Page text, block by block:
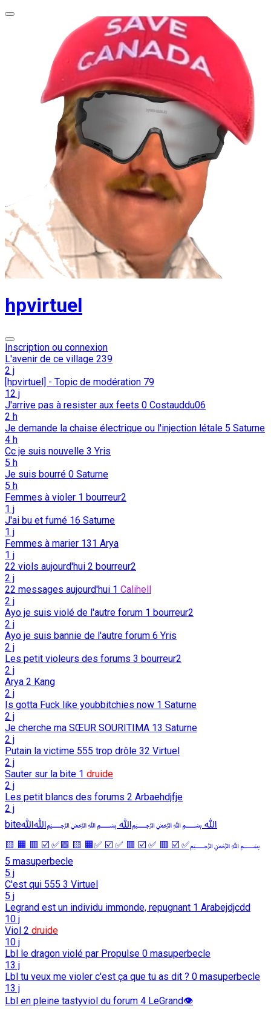
hpvirtuel
Inscription ou connexion
L'avenir de ce village 239
2 j
[hpvirtuel] - Topic de modération 79
12 j
J'arrive pas à resister aux feets 0 Costauddu06
2 h
Je demande la chaise électrique ou l'injection létale 5 Saturne
4 h
Cc je suis nouvelle 3 Yris
5 h
Je suis bourré 0 Saturne
5 h
Femmes à violer 1 bourreur2
1 j
J'ai bu et fumé 16 Saturne
1 j
Femmes à marier 131 Arya
1 j
22 viols aujourd'hui 2 bourreur2
2 j
22 messages aujourd'hui 1 Calihell
2 j
Ayo je suis violé de l'autre forum 1 bourreur2
2 j
Ayo je suis bannie de l'autre forum 6 Yris
2 j
Les petit violeurs des forums 3 bourreur2
2 j
Arya 2 Kang
2 j
Is gotta Fuck like youbbitchies now 1 Saturne
2 j
Je cherche ma SŒUR SOURITIMA 13 Saturne
2 j
Putain la victime 555 trop drôle 32 Virtuel
2 j
Sauter sur la bite 1 druide
2 j
Les petit blancs des forums 2 Arbaehdjfje
2 j
biteﷲ ﷽ﷲ ﷽ﷲﷲ
﷽✅ ☑️ 🟥 ✅ ☑️ 🟥 ✅ ☑️ ✅🟧 🟨 🟩✅ ☑️ 🟥 🟧 🟨
masuperbecle
5 j
C'est qui 555 3 Virtuel
5 j
Legrand est un individu immonde, repugnant 1 Arabejdjcdd
10 j
Viol 2 druide
10 j
Lbl le dragon violé par Propulse 0 masuperbecle
13 j
Lbl tu veux me violer c'est ça que tu as dit ? 0 masuperbecle
13 j
Lbl en pleine tastyviol du forum 4 LeGrand👁️